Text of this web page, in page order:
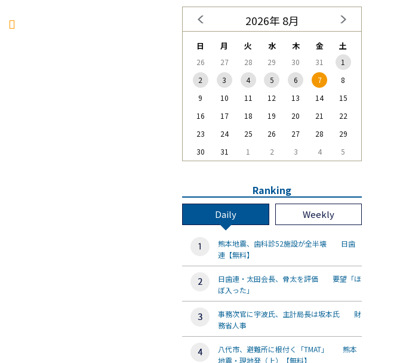
2026年 8月
日 月 火 水 木 金 土
26 27 28 29 30 31
1
2
3 4 5 6 7
8
9
10 11 12 13 14
15
16
17 18 19 20 21
22
23
24 25 26 27 28
29
30
31 1 2 3 4 5
Ranking
Daily Weekly
熊本地震、歯科診52施設が全半壊 日歯
連【無料】
日歯連・太田会長、骨太を評価 要望「ほ
ぼ入った」
事務次官に宇波氏、主計局長は坂本氏 財
務省人事
八代市、避難所に根付く「TMAT」 熊本
地震・現地発（上）【無料】